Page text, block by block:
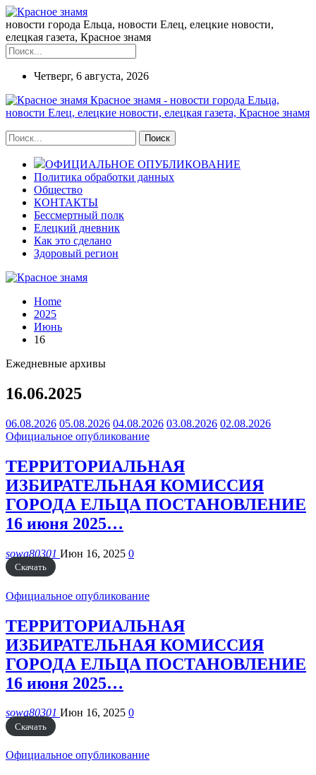
новости города Ельца, новости Елец, елецкие новости,
елецкая газета, Красное знамя
Четверг, 6 августа, 2026
Красное знамя - новости города Ельца,
новости Елец, елецкие новости, елецкая газета, Красное знамя
ОФИЦИАЛЬНОЕ ОПУБЛИКОВАНИЕ
Политика обработки данных
Общество
КОНТАКТЫ
Бессмертный полк
Елецкий дневник
Как это сделано
Здоровый регион
Home
2025
Июнь
16
Ежедневные архивы
16.06.2025
06.08.2026 05.08.2026 04.08.2026 03.08.2026 02.08.2026
Официальное опубликование
ТЕРРИТОРИАЛЬНАЯ
ИЗБИРАТЕЛЬНАЯ КОМИССИЯ
ГОРОДА ЕЛЬЦА ПОСТАНОВЛЕНИЕ
16 июня 2025…
sowa80301 Июн 16, 2025 0
Скачать
Официальное опубликование
ТЕРРИТОРИАЛЬНАЯ
ИЗБИРАТЕЛЬНАЯ КОМИССИЯ
ГОРОДА ЕЛЬЦА ПОСТАНОВЛЕНИЕ
16 июня 2025…
sowa80301 Июн 16, 2025 0
Скачать
Официальное опубликование